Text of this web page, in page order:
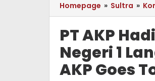
Homepage » Sultra »
PT AKP
Negeri 1
AKP Goes